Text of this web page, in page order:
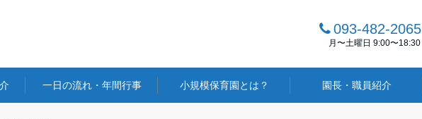
093-482-2065
月〜土曜日 9:00〜18:30
一日の流れ・年間行事 小規模保育園とは？ 園長・職員紹介